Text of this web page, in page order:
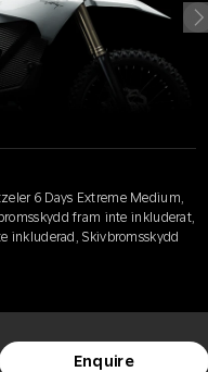
6 Days Extreme Medium,
fram inte inkluderat,
inkluderad, Skivbromsskydd
Enquire